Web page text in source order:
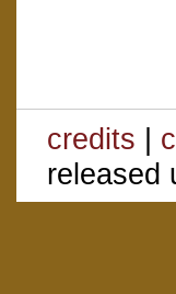
credits |
released